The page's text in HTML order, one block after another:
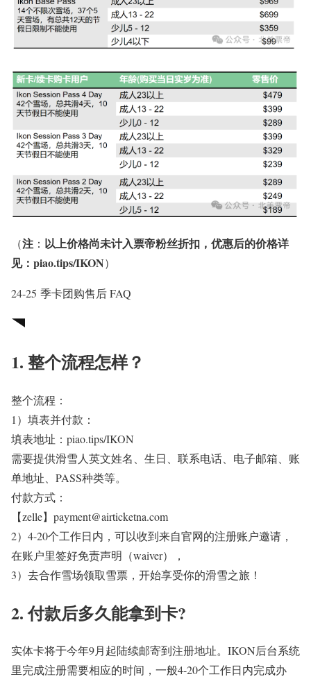
（注 ： 以上价格尚未计入票帝粉丝折扣，优惠后的价格详
见： piao.tips/IKON）
24-25 季卡团购售后 FAQ
1. 整个流程怎样？
整个流程：
1）填表并付款：
填表地址：piao.tips/IKON
需要提供滑雪人英文姓名、生日、联系电话、电子邮箱、账
单地址、PASS种类等。
付款方式：
【zelle】payment@airticketna.com
2）4-20个工作日内，可以收到来自官网的注册账户邀请，
在账户里签好免责声明（waiver）
，
3）去合作雪场领取雪票， 开始享受你的滑雪之旅！
2. 付款后多久能拿到卡?
实体卡将于今年9月起陆续邮寄到注册地址。IKON后台系统
里完成注册需要相应的时间，一般4-20个工作日内完成办